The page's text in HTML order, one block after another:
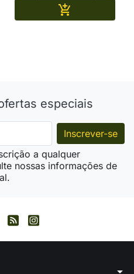

especiais
a qualquer
nossas informações de